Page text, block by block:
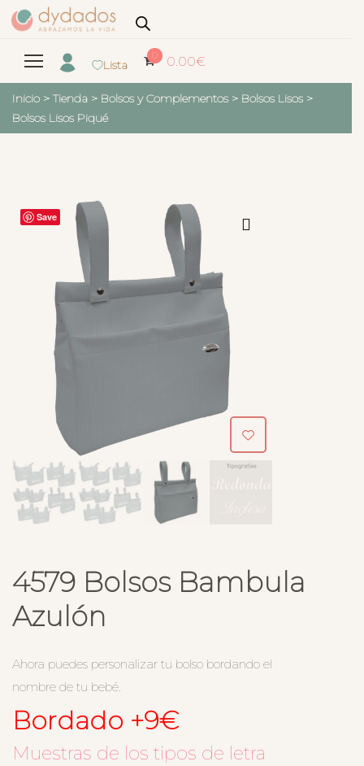
Lista
0 0.00€
Inicio > Tienda > Bolsos y Complementos > Bolsos Lisos >
Bolsos Lisos Piqué
Save
4579 Bolsos Bambula
Azulón
Ahora puedes personalizar tu bolso bordando el
nombre de tu bebé.
Bordado +9€
Muestras de los tipos de letra